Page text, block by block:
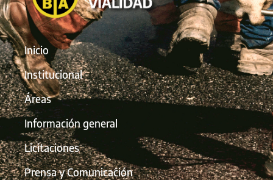
Inicio
Institucional
Áreas
Información general
Licitaciones
Prensa y Comunicación